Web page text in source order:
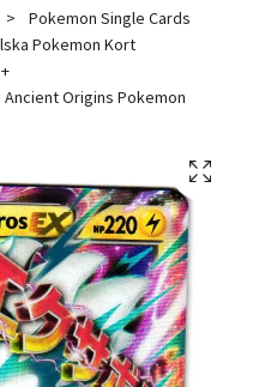
Pokemon Single Cards
Pokemon Kort
Ancient Origins Pokemon